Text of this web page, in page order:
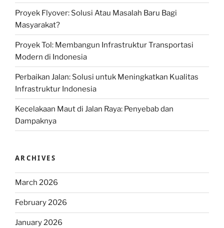
Proyek Flyover: Solusi Atau Masalah Baru Bagi
Masyarakat?
Proyek Tol: Membangun Infrastruktur Transportasi
Modern di Indonesia
Perbaikan Jalan: Solusi untuk Meningkatkan Kualitas
Infrastruktur Indonesia
Kecelakaan Maut di Jalan Raya: Penyebab dan
Dampaknya
ARCHIVES
March 2026
February 2026
January 2026